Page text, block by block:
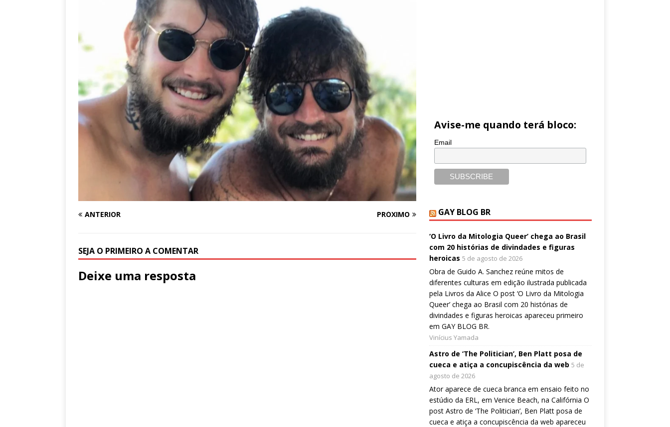
ANTERIOR PRÓXIMO
SEJA O PRIMEIRO A COMENTAR
Deixe uma resposta
Avise-me quando terá bloco:
Email
GAY BLOG BR
‘O Livro da Mitologia Queer’ chega ao Brasil
com 20 histórias de divindades e figuras
heroicas 5 de agosto de 2026
Obra de Guido A. Sanchez reúne mitos de
diferentes culturas em edição ilustrada publicada
pela Livros da Alice O post ‘O Livro da Mitologia
Queer’ chega ao Brasil com 20 histórias de
divindades e figuras heroicas apareceu primeiro
em GAY BLOG BR.
Vinícius Yamada
Astro de ‘The Politician’, Ben Platt posa de
cueca e atiça a concupiscência da web 5 de
agosto de 2026
Ator aparece de cueca branca em ensaio feito no
estúdio da ERL, em Venice Beach, na Califórnia O
post Astro de ‘The Politician’, Ben Platt posa de
cueca e atiça a concupiscência da web apareceu